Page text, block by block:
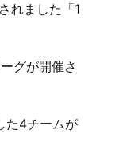
れました「1
グが開催さ
た4チームが